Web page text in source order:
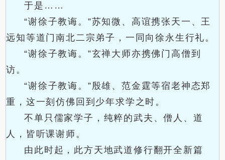
于是……
“谢徐子教诲。”苏知微、高谊携张天一、王
远知等道门南北二宗弟子，一同向徐永生行礼。
“谢徐子教诲。”玄禅大师亦携佛门高僧到
访。
“谢徐子教诲。”殷雄、范金霆等宿老神态郑
重，这一刻仿佛回到少年求学之时。
不单只儒家学子，纯粹的武夫、僧人、道
人，皆听课谢师。
由此时起，此方天地武道修行翻开全新篇